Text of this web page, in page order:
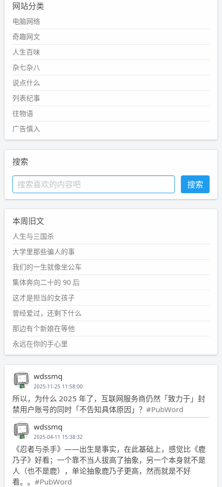
网站分类
电脑网络
奇趣网文
人生百味
杂七杂八
说点什么
列表纪事
往物语
广告慎入
搜索
本周旧文
人生与三国杀
大学里那些骗人的事
我们的一生就像坐公车
集体奔向二十的 90 后
这才是担当的女孩子
曾经爱过，还剩下什么
那边有个新娘在等他
永远在你的手心里
wdssmq
2025-11-25 11:58:00
所以，为什么 2025 年了，互联网服务商仍然「致力于」封
禁用户账号的同时「不告知具体原因」？ #PubWord
wdssmq
2025-04-11 15:38:32
《忍者与杀手》——出生是事实，在此基础上，感觉比《鹿
乃子》好看；一个靠不当人拔高了抽象，另一个本身就不是
人（也不是鹿），单论抽象鹿乃子更高，然而就是不好
看。。 #PubWord